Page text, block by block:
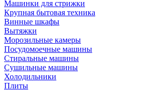
Машинки для стрижки
Крупная бытовая техника
Винные шкафы
Вытяжки
Морозильные камеры
Посудомоечные машины
Стиральные машины
Сушильные машины
Холодильники
Плиты